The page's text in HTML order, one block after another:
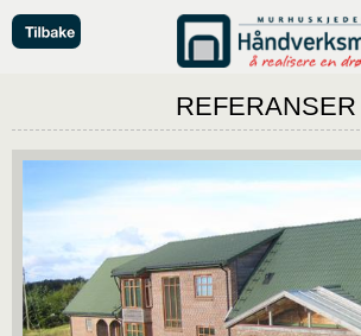
REFERANSER